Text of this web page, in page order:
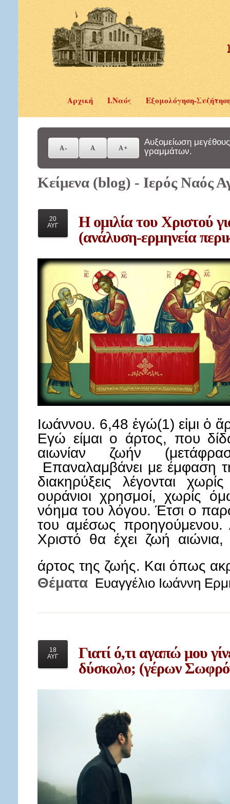
Αρχική Ι.Ναός Εξομολόγηση-
Αυξομείωση μεγέθους
γραμμάτων.
Κείμενα (blog) - Ιερός Ναός
20
ΑΥΓ
Ηομιλία του Χριστού
(ανάλυση-ερμηνεία
Ιωάννου. 6,48 ἐγώ(1) εἰμι ὁ
Εγώ είμαι ο άρτος, που
αιωνίαν ζωήν
Επαναλαμβάνει με έμφαση
διακηρύξεις λέγονται
ουράνιοι χρησμοί, χωρίς
νόημα του λόγου. Έτσι ο
του αμέσως προηγούμενου.
Χριστό θα έχει ζωή αιώνια,
άρτος της ζωής. Και όπως
Θέματα Ευαγγέλιο Ιωάννη
18
ΑΥΓ
Γιατίό,τι αγαπώ μου
δύσκολο; (γέρων